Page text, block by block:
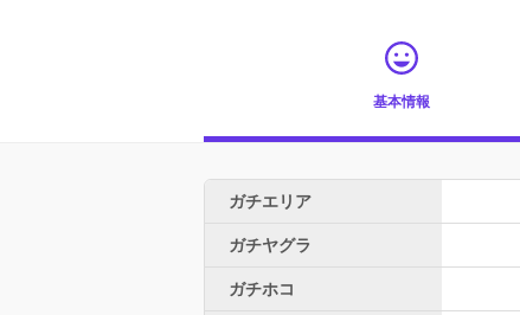
基本情報
ガチエリア
ガチヤグラ
ガチホコ